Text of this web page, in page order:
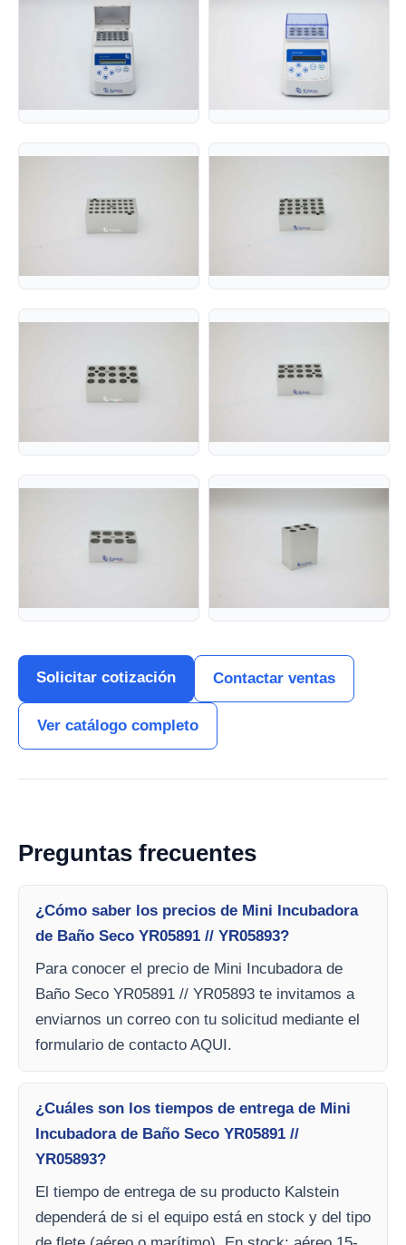
Solicitar cotización Contactar ventas
Ver catálogo completo
Preguntas frecuentes
¿Cómo saber los precios de Mini Incubadora
de Baño Seco YR05891 // YR05893?
Para conocer el precio de Mini Incubadora de
Baño Seco YR05891 // YR05893 te invitamos a
enviarnos un correo con tu solicitud mediante el
formulario de contacto AQUI.
¿Cuáles son los tiempos de entrega de Mini
Incubadora de Baño Seco YR05891 //
YR05893?
El tiempo de entrega de su producto Kalstein
dependerá de si el equipo está en stock y del tipo